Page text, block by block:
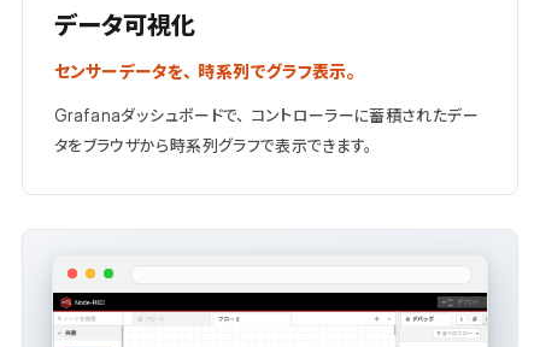
データ可視化
センサーデータを、時系列でグラフ表示。
Grafanaダッシュボードで、コントローラーに蓄積されたデー
タをブラウザから時系列グラフで表示できます。